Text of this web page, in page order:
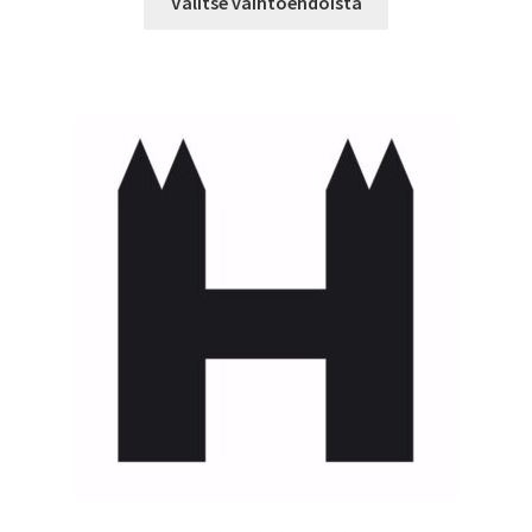
Voit
tehdä
valinnat